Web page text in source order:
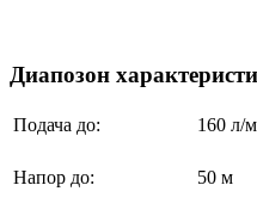
Диапозон
Подача до: 160 л/
Напор до: 50 м